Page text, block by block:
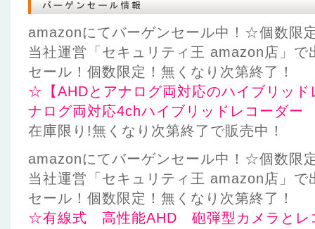
amazonにてバーゲンセール中！☆個数限
当社運営「セキュリティ王 amazon店」
セール！個数限定！無くなり次第終了！
☆【AHDとアナログ両対応のハイブリッ
ナログ両対応4chハイブリッドレコーダ
在庫限り!無くなり次第終了で販売中！
amazonにてバーゲンセール中！☆個数限
当社運営「セキュリティ王 amazon店」
セール！個数限定！無くなり次第終了！
☆有線式 高性能AHD 砲弾型カメラとレ